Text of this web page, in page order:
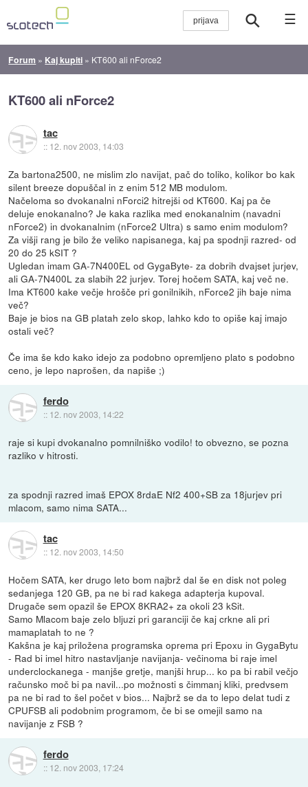
☰
Forum » Kaj kupiti » KT600 ali nForce2
KT600 ali nForce2
tac
:: 12. nov 2003, 14:03
Za bartona2500, ne mislim zlo navijat, pač do toliko, kolikor bo kak
silent breeze dopuščal in z enim 512 MB modulom.
Načeloma so dvokanalni nForci2 hitrejši od KT600. Kaj pa če
deluje enokanalno? Je kaka razlika med enokanalnim (navadni
nForce2) in dvokanalnim (nForce2 Ultra) s samo enim modulom?
Za višji rang je bilo že veliko napisanega, kaj pa spodnji razred- od
20 do 25 kSIT ?
Ugledan imam GA-7N400EL od GygaByte- za dobrih dvajset jurjev,
ali GA-7N400L za slabih 22 jurjev. Torej hočem SATA, kaj več ne.
Ima KT600 kake večje hrošče pri gonilnikih, nForce2 jih baje nima
več?
Baje je bios na GB platah zelo skop, lahko kdo to opiše kaj imajo
ostali več?
Če ima še kdo kako idejo za podobno opremljeno plato s podobno
ceno, je lepo naprošen, da napiše ;)
ferdo
:: 12. nov 2003, 14:22
raje si kupi dvokanalno pomnilniško vodilo! to obvezno, se pozna
razliko v hitrosti.
za spodnji razred imaš EPOX 8rdaE Nf2 400+SB za 18jurjev pri
mlacom, samo nima SATA...
tac
:: 12. nov 2003, 14:50
Hočem SATA, ker drugo leto bom najbrž dal še en disk not poleg
sedanjega 120 GB, pa ne bi rad kakega adapterja kupoval.
Drugače sem opazil še EPOX 8KRA2+ za okoli 23 kSit.
Samo Mlacom baje zelo bljuzi pri garanciji če kaj crkne ali pri
mamaplatah to ne ?
Kakšna je kaj priložena programska oprema pri Epoxu in GygaBytu
- Rad bi imel hitro nastavljanje navijanja- večinoma bi raje imel
underclockanega - manjše gretje, manjši hrup... ko pa bi rabil večjo
računsko moč bi pa navil...po možnosti s čimmanj kliki, predvsem
pa ne bi rad to šel počet v bios... Najbrž se da to lepo delat tudi z
CPUFSB ali podobnim programom, če bi se omejil samo na
navijanje z FSB ?
ferdo
:: 12. nov 2003, 17:24